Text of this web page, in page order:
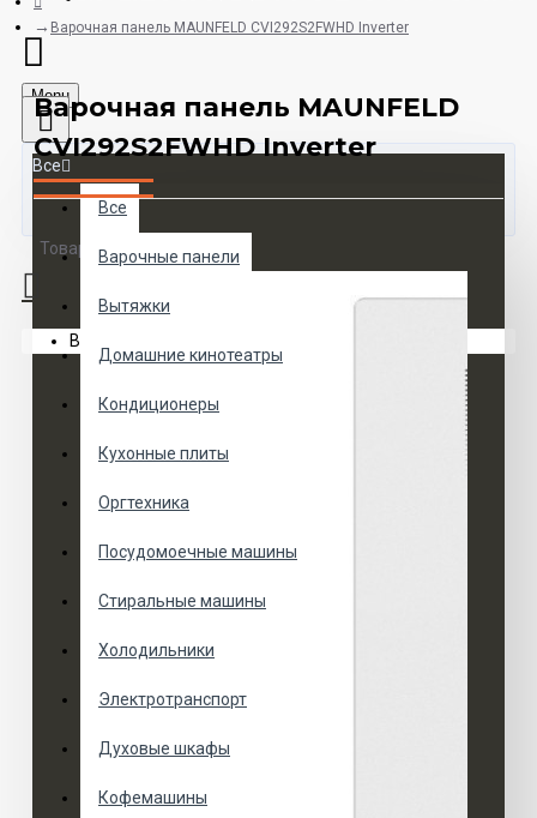
Menu
Все
Все
Варочные панели
Вытяжки
Домашние кинотеатры
Кондиционеры
Кухонные плиты
Оргтехника
Посудомоечные машины
Стиральные машины
Холодильники
Электротранспорт
Духовые шкафы
Кофемашины
Товаров 0 (0 руб.)
Ваша корзина пуста!
Варочная панель MAUNFELD CVI292S2FWHD Inverter
Варочная панель MAUNFELD
CVI292S2FWHD Inverter